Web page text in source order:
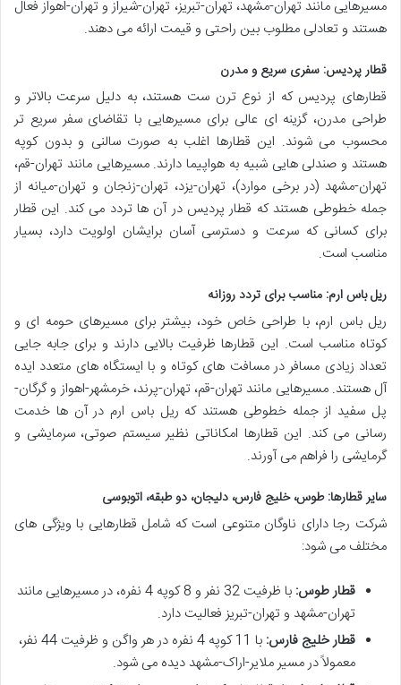
مسیرهایی مانند تهران-مشهد، تهران-تبریز، تهران-شیراز و تهران-اهواز فعال
هستند و تعادلی مطلوب بین راحتی و قیمت ارائه می دهند.
قطار پردیس: سفری سریع و مدرن
قطارهای پردیس که از نوع ترن ست هستند، به دلیل سرعت بالاتر و
طراحی مدرن، گزینه ای عالی برای مسیرهایی با تقاضای سفر سریع تر
محسوب می شوند. این قطارها اغلب به صورت سالنی و بدون کوپه
هستند و صندلی هایی شبیه به هواپیما دارند. مسیرهایی مانند تهران-قم،
تهران-مشهد (در برخی موارد)، تهران-یزد، تهران-زنجان و تهران-میانه از
جمله خطوطی هستند که قطار پردیس در آن ها تردد می کند. این قطار
برای کسانی که سرعت و دسترسی آسان برایشان اولویت دارد، بسیار
مناسب است.
ریل باس ارم: مناسب برای تردد روزانه
ریل باس ارم، با طراحی خاص خود، بیشتر برای مسیرهای حومه ای و
کوتاه مناسب است. این قطارها ظرفیت بالایی دارند و برای جابه جایی
تعداد زیادی مسافر در مسافت های کوتاه و با ایستگاه های متعدد ایده
آل هستند. مسیرهایی مانند تهران-قم، تهران-پرند، خرمشهر-اهواز و گرگان-
پل سفید از جمله خطوطی هستند که ریل باس ارم در آن ها خدمت
رسانی می کند. این قطارها امکاناتی نظیر سیستم صوتی، سرمایشی و
گرمایشی را فراهم می آورند.
سایر قطارها: طوس، خلیج فارس، دلیجان، دو طبقه، اتوبوسی
شرکت رجا دارای ناوگان متنوعی است که شامل قطارهایی با ویژگی های
مختلف می شود:
قطار طوس:
با ظرفیت 32 نفر و 8 کوپه 4 نفره، در مسیرهایی مانند
تهران-مشهد و تهران-تبریز فعالیت دارد.
قطار خلیج فارس:
با 11 کوپه 4 نفره در هر واگن و ظرفیت 44 نفر،
معمولاً در مسیر ملایر-اراک-مشهد دیده می شود.